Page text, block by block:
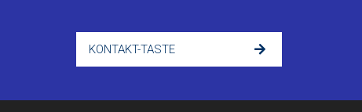
KONTAKT-TASTE